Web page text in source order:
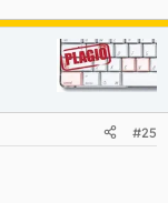
#25